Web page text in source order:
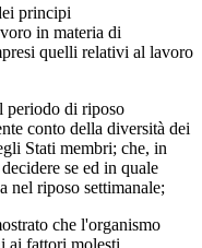
principi
in materia di
quelli relativi al lavoro
periodo di riposo
conto della diversità dei
Stati membri; che, in
se ed in quale
nel riposo settimanale;
che l'organismo